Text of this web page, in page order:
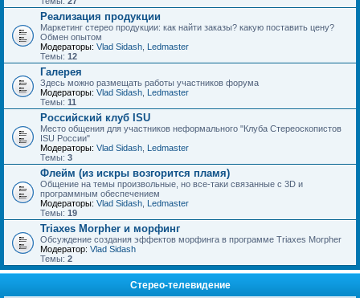
Реализация продукции
Маркетинг стерео продукции: как найти заказы? какую поставить цену?
Обмен опытом
Модераторы: Vlad Sidash Ledmaster
Темы: 12
Галерея
Здесь можно размещать работы участников форума
Модераторы: Vlad Sidash Ledmaster
Темы: 11
Российский клуб ISU
Место общения для участников неформального "Клуба Стереоскопистов
ISU России"
Модераторы: Vlad Sidash Ledmaster
Темы: 3
Флейм (из искры возгорится пламя)
Общение на темы произвольные, но все-таки связанные с 3D и
программным обеспечением
Модераторы: Vlad Sidash Ledmaster
Темы: 19
Triaxes Morpher и морфинг
Обсуждение создания эффектов морфинга в программе Triaxes Morpher
Модератор: Vlad Sidash
Темы: 2
Стерео-телевидение